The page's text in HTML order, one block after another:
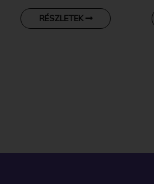
RÉSZLETEK